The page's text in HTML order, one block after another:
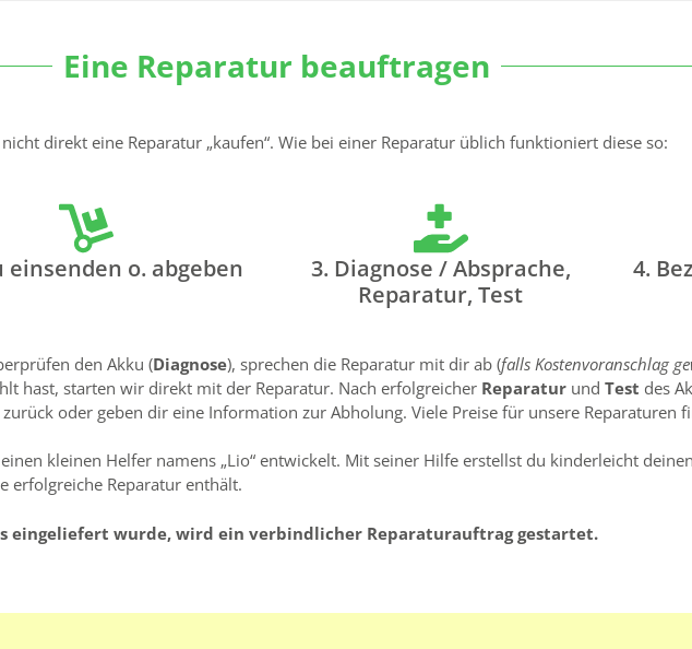
Eine Reparatur beauftragen
direkt eine Reparatur „kaufen“. Wie bei einer Reparatur üblich funktioniert diese so:
einsenden o. abgeben
3. Diagnose / Absprache,
Reparatur, Test
4.
den Akku (Diagnose), sprechen die Reparatur mit dir ab (falls Kostenvoranschlag
hast, starten wir direkt mit der Reparatur. Nach erfolgreicher Reparatur und Test des
oder geben dir eine Information zur Abholung. Viele Preise für unsere Reparaturen
kleinen Helfer namens „Lio“ entwickelt. Mit seiner Hilfe erstellst du kinderleicht
erfolgreiche Reparatur enthält.
eingeliefert wurde, wird ein verbindlicher Reparaturauftrag gestartet.